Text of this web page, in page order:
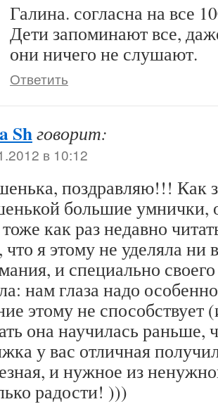
Галина. согласна на все
Дети запоминают все,
они ничего не слушают.
Ответить
Shговорит:
в 10:12
поздравляю!!! Как
большие умнички,
как раз недавно
что я этому не уделяла ни
и специально
нам глаза надо
этому не способствует
она научилась раньше,
у вас отличная
и нужное из
радости! )))